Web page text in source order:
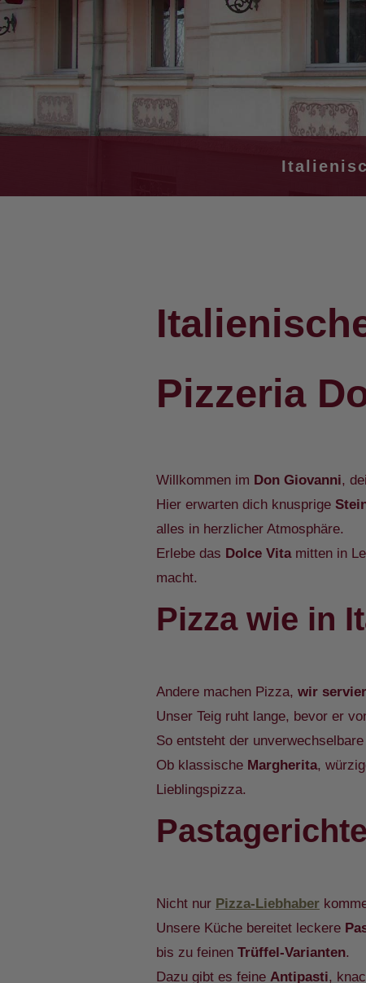
Pizzeria
Willkommen im Don Giovanni,
Hier erwarten dich knusprige
alles in herzlicher Atmosphäre.
Erlebe das Dolce Vitamitten in
macht.
Pizza wie in
Andere machen Pizza, wir
Unser Teig ruht lange, bevor er
So entsteht der
Ob klassische Margherita,
Lieblingspizza.
Nicht nur Pizza-Liebhaber
Unsere Küche bereitet leckere
bis zu feinen Trüffel-Varianten.
Dazu gibt es feine Antipasti,